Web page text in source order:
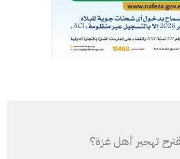
تهجير أهل غزة؟